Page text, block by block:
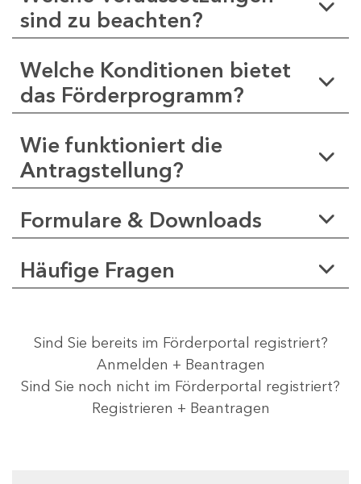
sind zu beachten?
Welche Konditionen bietet
das Förderprogramm?
Wie funktioniert die
Antragstellung?
Formulare & Downloads
Häufige Fragen
Sind Sie bereits im Förderportal registriert?
Anmelden + Beantragen
Sind Sie noch nicht im Förderportal registriert?
Registrieren + Beantragen